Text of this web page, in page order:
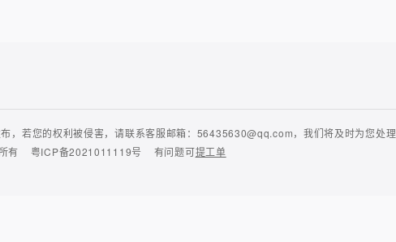
，若您的权利被侵害，请联系客服邮箱：56435630@qq.com，我们将及时为您处理
有 粤ICP备2021011119号 有问题可提工单